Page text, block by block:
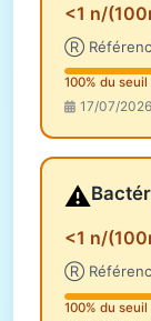
<1 n/
Ⓡ
100% du seuil
17/07/2026
⚠️
<1 n/
Ⓡ
100% du seuil